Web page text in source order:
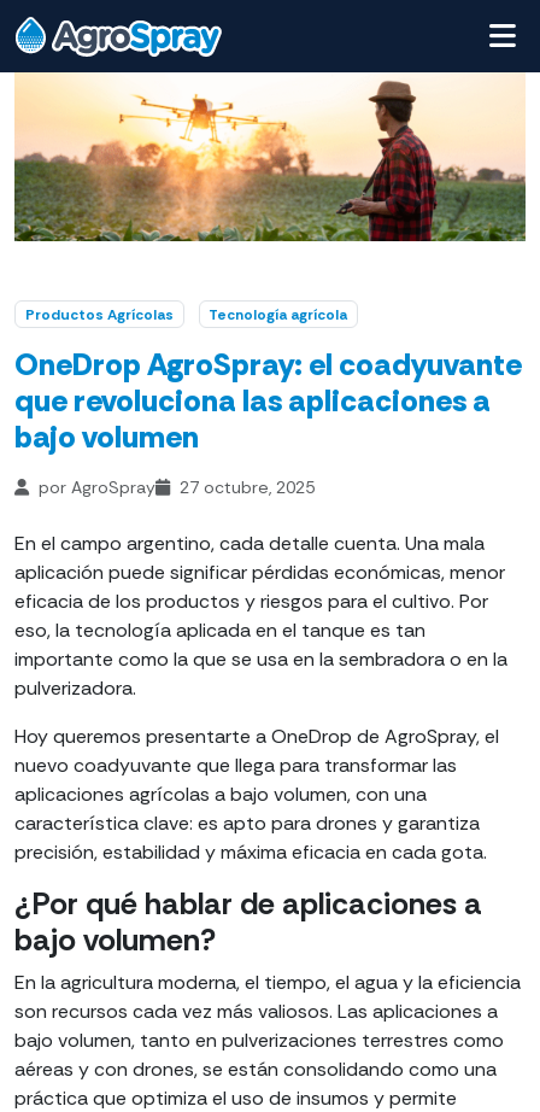
Productos Agrícolas Tecnología agrícola
OneDrop AgroSpray: el coadyuvante
que revoluciona las aplicaciones a
bajo volumen
por AgroSpray 27 octubre, 2025
En el campo argentino, cada detalle cuenta. Una mala
aplicación puede significar pérdidas económicas, menor
eficacia de los productos y riesgos para el cultivo. Por
eso, la tecnología aplicada en el tanque es tan
importante como la que se usa en la sembradora o en la
pulverizadora.
Hoy queremos presentarte a OneDrop de AgroSpray, el
nuevo coadyuvante que llega para transformar las
aplicaciones agrícolas a bajo volumen, con una
característica clave: es apto para drones y garantiza
precisión, estabilidad y máxima eficacia en cada gota.
¿Por qué hablar de aplicaciones a
bajo volumen?
En la agricultura moderna, el tiempo, el agua y la eficiencia
son recursos cada vez más valiosos. Las aplicaciones a
bajo volumen, tanto en pulverizaciones terrestres como
aéreas y con drones, se están consolidando como una
práctica que optimiza el uso de insumos y permite